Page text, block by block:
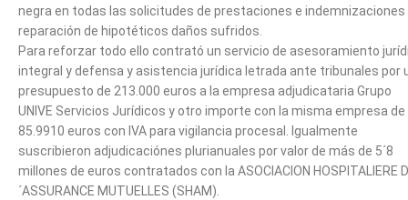
negra en todas las solicitudes de prestaciones e indemnizaciones
reparación de hipotéticos daños sufridos.
Para reforzar todo ello contrató un servicio de asesoramiento
integral y defensa y asistencia jurídica letrada ante tribunales por
presupuesto de 213.000 euros a la empresa adjudicataria Grupo
UNIVE Servicios Jurídicos y otro importe con la misma empresa de
85.9910 euros con IVA para vigilancia procesal. Igualmente
suscribieron adjudicaciónes plurianuales por valor de más de 5´8
millones de euros contratados con la ASOCIACION HOSPITALIERE D
´ASSURANCE MUTUELLES (SHAM).